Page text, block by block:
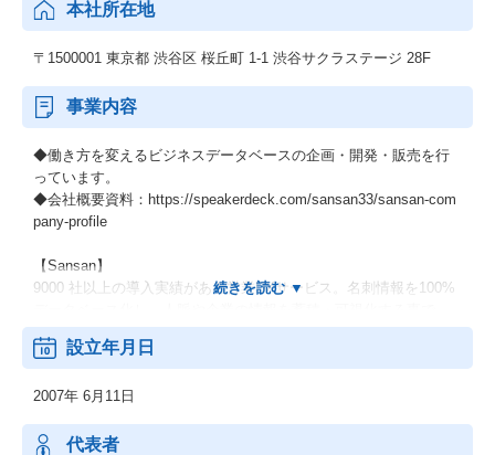
本社所在地
〒1500001 東京都 渋谷区 桜丘町 1-1 渋谷サクラステージ 28F
事業内容
◆働き方を変えるビジネスデータベースの企画・開発・販売を行
っています。
◆会社概要資料：https://speakerdeck.com/sansan33/sansan-com
pany-profile
【Sansan】
9000 社以上の導入実績がある営業DXサービス。名刺情報を100%
顧客管理・営業管理の基盤を作る事ができます。企業の業績や売
上高や従業員数などのハードデータと、利用企業と顧客との接点
す。営業・マーケティング活動に最適なデータを活用できるサー
ビスです。
設立年月日
2007年 6月11日
代表者